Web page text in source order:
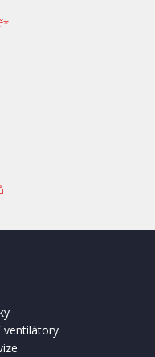
BAG SMS)
ventilátory